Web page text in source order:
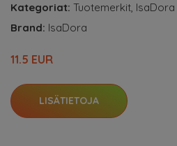
Kategoriat: Tuotemerkit, IsaDora
Brand: IsaDora
11.5 EUR
LISÄTIETOJA